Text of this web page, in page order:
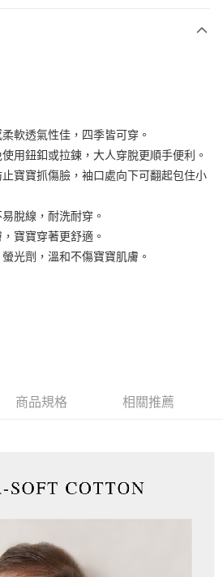
品之後才付款」的支付方式。 讓您購物簡單
需綁卡、不需儲值。
，再付款。
程】
先享後付」後，將跳轉至「AFTEE先享後付」
進行付款，方視為交易完成。
不需立刻繳費，但若您需要取消訂單，請聯絡
support/home
提供個人資料，並將交易相關給付款項請求債
司。
請瀏覽以下網址：
軟透氣性佳，四季皆可穿。
用鈕釦或拉鍊，大人穿脫更順手便利。
寶寶抓傷臉，袖口處向下可翻起包住小
脫線，耐洗耐穿。
寶寶穿著更舒適。
光劑，溫和不傷寶寶肌膚。
商品規格 相關推薦